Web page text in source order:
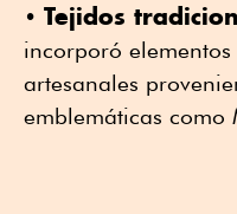
• Tejidos
incorporó
artesanales
emblemáticas como